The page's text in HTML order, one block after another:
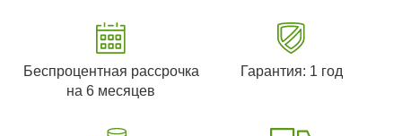
Беспроцентная рассрочка
на 6 месяцев
Гарантия: 1 год